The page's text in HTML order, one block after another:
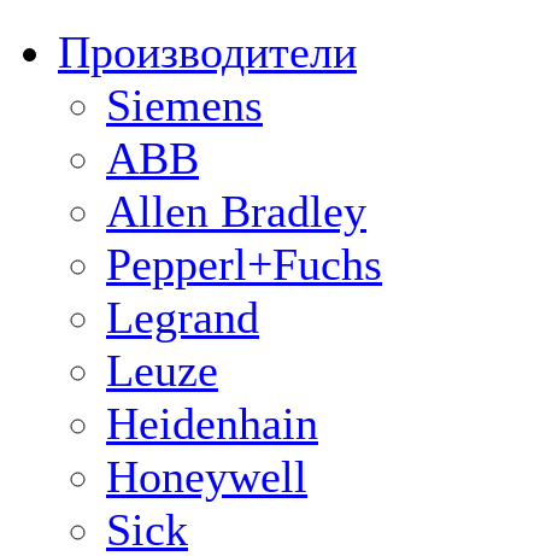
Производители
Siemens
ABB
Allen Bradley
Pepperl+Fuchs
Legrand
Leuze
Heidenhain
Honeywell
Sick